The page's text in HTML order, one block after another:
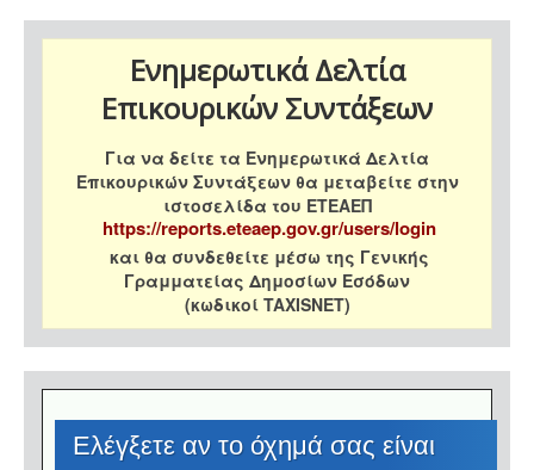
Ενημερωτικά Δελτία
Επικουρικών Συντάξεων
Για να δείτε τα Ενημερωτικά Δελτία
Επικουρικών Συντάξεων θα μεταβείτε στην
ιστοσελίδα του ΕΤΕΑΕΠ
https://reports.eteaep.gov.gr/users/login
και θα συνδεθείτε μέσω της Γενικής
Γραμματείας Δημοσίων Εσόδων
(κωδικοί TAXISNET)
Eλέγξετε αν το όχημά σας είναι